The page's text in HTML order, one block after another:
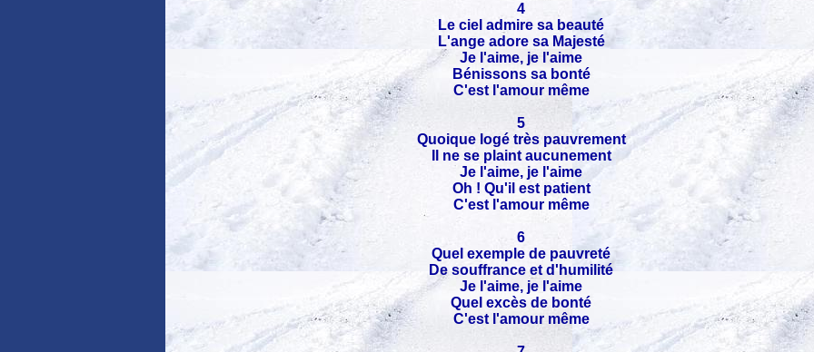
4
Le ciel admire sa beauté
L'ange adore sa Majesté
Je l'aime, je l'aime
Bénissons sa bonté
C'est l'amour même
5
Quoique logé très pauvrement
Il ne se plaint aucunement
Je l'aime, je l'aime
Oh ! Qu'il est patient
C'est l'amour même
6
Quel exemple de pauvreté
De souffrance et d'humilité
Je l'aime, je l'aime
Quel excès de bonté
C'est l'amour même